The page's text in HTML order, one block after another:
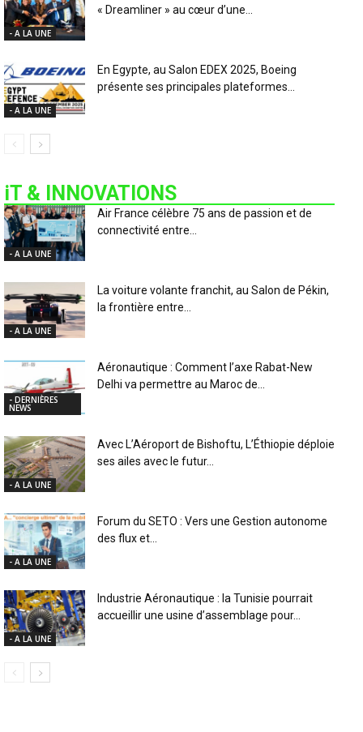
- A LA UNE
« Dreamliner » au cœur d’une...
- A LA UNE
En Egypte, au Salon EDEX 2025, Boeing
présente ses principales plateformes...
iT & INNOVATIONS
- A LA UNE
Air France célèbre 75 ans de passion et de
connectivité entre...
- A LA UNE
La voiture volante franchit, au Salon de Pékin,
la frontière entre...
- DERNIÈRES
NEWS
Aéronautique : Comment l’axe Rabat-New
Delhi va permettre au Maroc de...
- A LA UNE
Avec L’Aéroport de Bishoftu, L’Éthiopie déploie
ses ailes avec le futur...
- A LA UNE
Forum du SETO : Vers une Gestion autonome
des flux et...
- A LA UNE
Industrie Aéronautique : la Tunisie pourrait
accueillir une usine d’assemblage pour...